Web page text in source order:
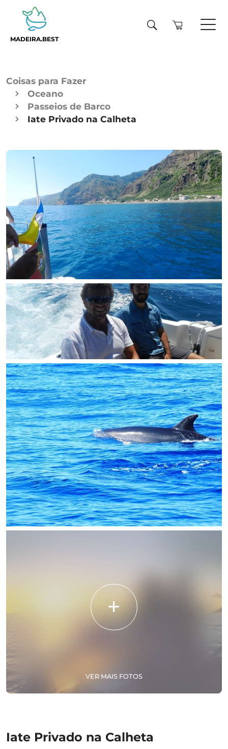
MADEIRA.BEST
Coisas para Fazer
Oceano
Passeios de Barco
Iate Privado na Calheta
VER MAIS FOTOS
Iate Privado na Calheta